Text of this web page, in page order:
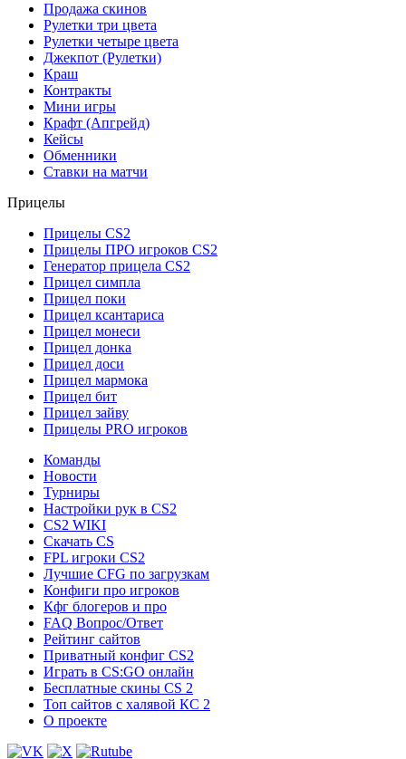
Продажа скинов
Рулетки три цвета
Рулетки четыре цвета
Джекпот (Рулетки)
Краш
Контракты
Мини игры
Крафт (Апгрейд)
Кейсы
Обменники
Ставки на матчи
Прицелы
Прицелы CS2
Прицелы ПРО игроков CS2
Генератор прицела CS2
Прицел симпла
Прицел поки
Прицел ксантариса
Прицел монеси
Прицел донка
Прицел доси
Прицел мармока
Прицел бит
Прицел зайву
Прицелы PRO игроков
Команды
Новости
Турниры
Настройки рук в CS2
CS2 WIKI
Скачать CS
FPL игроки CS2
Лучшие CFG по загрузкам
Конфиги про игроков
Кфг блогеров и про
FAQ Вопрос/Ответ
Рейтинг сайтов
Приватный конфиг CS2
Играть в CS:GO онлайн
Бесплатные скины CS 2
Топ сайтов с халявой КС 2
О проекте